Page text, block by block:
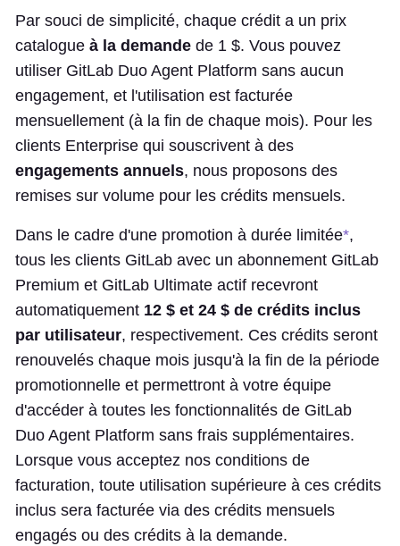
Par souci de simplicité, chaque crédit a un prix
catalogue à la demande de 1 $. Vous pouvez
utiliser GitLab Duo Agent Platform sans aucun
engagement, et l'utilisation est facturée
mensuellement (à la fin de chaque mois). Pour les
clients Enterprise qui souscrivent à des
engagements annuels, nous proposons des
remises sur volume pour les crédits mensuels.
Dans le cadre d'une promotion à durée limitée*,
tous les clients GitLab avec un abonnement GitLab
Premium et GitLab Ultimate actif recevront
automatiquement 12 $ et 24 $ de crédits inclus
par utilisateur, respectivement. Ces crédits seront
renouvelés chaque mois jusqu'à la fin de la période
promotionnelle et permettront à votre équipe
d'accéder à toutes les fonctionnalités de GitLab
Duo Agent Platform sans frais supplémentaires.
Lorsque vous acceptez nos conditions de
facturation, toute utilisation supérieure à ces crédits
inclus sera facturée via des crédits mensuels
engagés ou des crédits à la demande.